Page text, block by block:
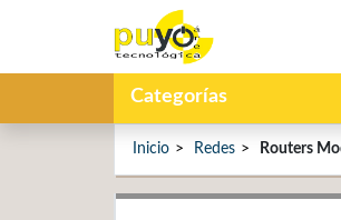
Categorías
Inicio Redes Routers